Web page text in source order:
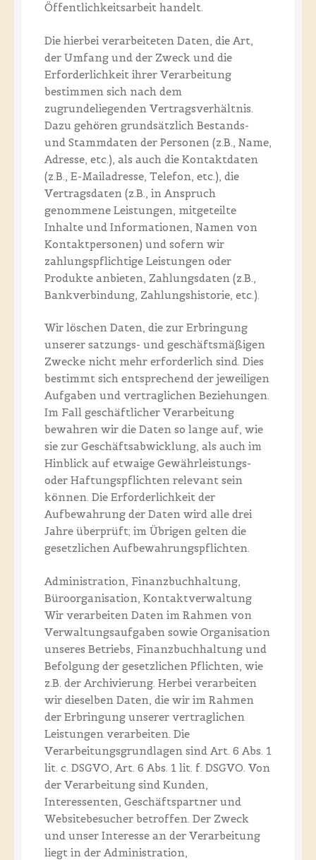
Öffentlichkeitsarbeit handelt.
Die hierbei verarbeiteten Daten, die Art,
der Umfang und der Zweck und die
Erforderlichkeit ihrer Verarbeitung
bestimmen sich nach dem
zugrundeliegenden Vertragsverhältnis.
Dazu gehören grundsätzlich Bestands-
und Stammdaten der Personen (z.B., Name,
Adresse, etc.), als auch die Kontaktdaten
(z.B., E-Mailadresse, Telefon, etc.), die
Vertragsdaten (z.B., in Anspruch
genommene Leistungen, mitgeteilte
Inhalte und Informationen, Namen von
Kontaktpersonen) und sofern wir
zahlungspflichtige Leistungen oder
Produkte anbieten, Zahlungsdaten (z.B.,
Bankverbindung, Zahlungshistorie, etc.).
Wir löschen Daten, die zur Erbringung
unserer satzungs- und geschäftsmäßigen
Zwecke nicht mehr erforderlich sind. Dies
bestimmt sich entsprechend der jeweiligen
Aufgaben und vertraglichen Beziehungen.
Im Fall geschäftlicher Verarbeitung
bewahren wir die Daten so lange auf, wie
sie zur Geschäftsabwicklung, als auch im
Hinblick auf etwaige Gewährleistungs-
oder Haftungspflichten relevant sein
können. Die Erforderlichkeit der
Aufbewahrung der Daten wird alle drei
Jahre überprüft; im Übrigen gelten die
gesetzlichen Aufbewahrungspflichten.
Administration, Finanzbuchhaltung,
Büroorganisation, Kontaktverwaltung
Wir verarbeiten Daten im Rahmen von
Verwaltungsaufgaben sowie Organisation
unseres Betriebs, Finanzbuchhaltung und
Befolgung der gesetzlichen Pflichten, wie
z.B. der Archivierung. Herbei verarbeiten
wir dieselben Daten, die wir im Rahmen
der Erbringung unserer vertraglichen
Leistungen verarbeiten. Die
Verarbeitungsgrundlagen sind Art. 6 Abs. 1
lit. c. DSGVO, Art. 6 Abs. 1 lit. f. DSGVO. Von
der Verarbeitung sind Kunden,
Interessenten, Geschäftspartner und
Websitebesucher betroffen. Der Zweck
und unser Interesse an der Verarbeitung
liegt in der Administration,